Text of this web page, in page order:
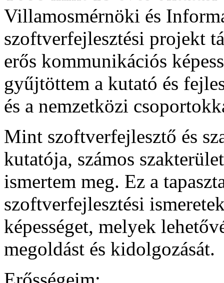
Villamosmérnöki és
szoftverfejlesztési projekt
erős kommunikációs
gyűjtöttem a kutató és
és a nemzetközi
Mint szoftverfejlesztő és
kutatója, számos
ismertem meg. Ez a
szoftverfejlesztési
képességet, melyek
megoldást és kidolgozását.